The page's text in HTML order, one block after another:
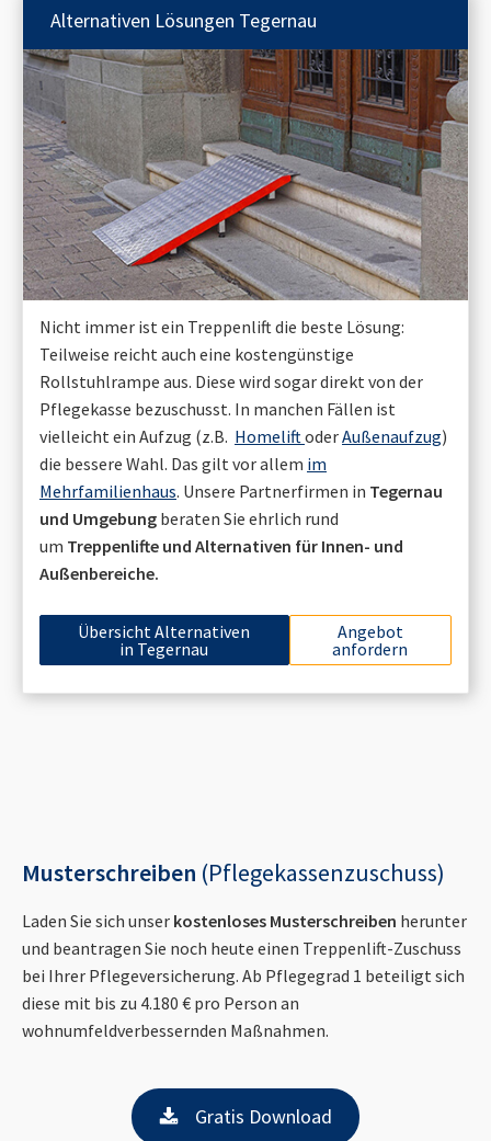
Alternativen Lösungen Tegernau
Nicht immer ist ein Treppenlift die beste Lösung:
Teilweise reicht auch eine kostengünstige
Rollstuhlrampe aus. Diese wird sogar direkt von der
Pflegekasse bezuschusst. In manchen Fällen ist
vielleicht ein Aufzug (z.B. HomeliftoderAußenaufzug)
die bessere Wahl. Das gilt vor allem im
Mehrfamilienhaus. Unsere Partnerfirmen in Tegernau
und Umgebung beraten Sie ehrlich rund
um Treppenlifte und Alternativen für Innen- und
Außenbereiche.
Übersicht Alternativen
in Tegernau
Angebot
anfordern
Musterschreiben (Pflegekassenzuschuss)
Laden Sie sich unser kostenloses Musterschreiben herunter
und beantragen Sie noch heute einen Treppenlift-Zuschuss
bei Ihrer Pflegeversicherung. Ab Pflegegrad 1 beteiligt sich
diese mit bis zu 4.180 € pro Person an
wohnumfeldverbessernden Maßnahmen.
Gratis Download